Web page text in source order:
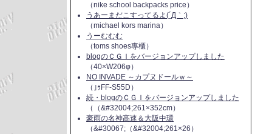
（nike school backpacks price）
うあーまだこすってるよ(´Д｀;)
（michael kors marina）
うーむむむ
（toms shoes專櫃）
blogのＣＧＩをバージョンアップしました
（40×W206φ）
NO INVADE ～カプヌドールｗ～
（｣ｩFF-S55D）
続・blogのＣＧＩをバージョンアップしました
（（&#32004;261×352cm）
豪雨の名神高速＆大阪中環
（&#30067;（&#32004;261×26）